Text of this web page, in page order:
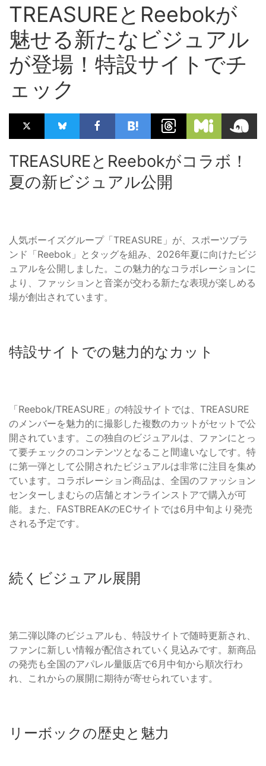
TREASUREとReebokが
魅せる新たなビジュアル
が登場！特設サイトでチ
ェック
TREASUREとReebokがコラボ！
夏の新ビジュアル公開
人気ボーイズグループ「TREASURE」が、スポーツブラ
ンド「Reebok」とタッグを組み、2026年夏に向けたビジ
ュアルを公開しました。この魅力的なコラボレーションに
より、ファッションと音楽が交わる新たな表現が楽しめる
場が創出されています。
特設サイトでの魅力的なカット
「Reebok/TREASURE」の特設サイトでは、TREASURE
のメンバーを魅力的に撮影した複数のカットがセットで公
開されています。この独自のビジュアルは、ファンにとっ
て要チェックのコンテンツとなること間違いなしです。特
に第一弾として公開されたビジュアルは非常に注目を集め
ています。コラボレーション商品は、全国のファッション
センターしまむらの店舗とオンラインストアで購入が可
能。また、FASTBREAKのECサイトでは6月中旬より発売
される予定です。
続くビジュアル展開
第二弾以降のビジュアルも、特設サイトで随時更新され、
ファンに新しい情報が配信されていく見込みです。新商品
の発売も全国のアパレル量販店で6月中旬から順次行わ
れ、これからの展開に期待が寄せられています。
リーボックの歴史と魅力